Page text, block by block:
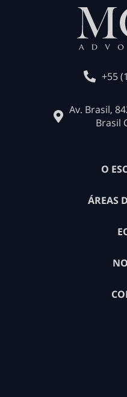
+55
Av. Brasil,
Brasil
O
ÁREAS